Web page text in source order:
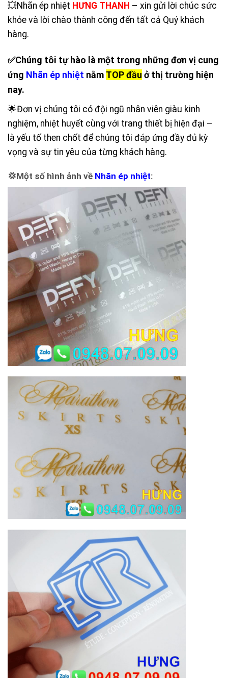
💥Nhãn ép nhiệt HƯNG THANH – xin gửi lời chúc sức
khỏe và lời chào thành công đến tất cả Quý khách
hàng.
✅Chúng tôi tự hào là một trong những đơn vị cung
ứng Nhãn ép nhiệt nằm TOP đầu ở thị trường hiện
nay.
🌟Đơn vị chúng tôi có đội ngũ nhân viên giàu kinh
nghiệm, nhiệt huyết cùng với trang thiết bị hiện đại –
là yếu tố then chốt để chúng tôi đáp ứng đầy đủ kỳ
vọng và sự tin yêu của từng khách hàng.
💢Một số hình ảnh về Nhãn ép nhiệt: